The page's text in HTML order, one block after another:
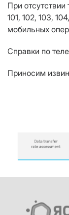
При
101, 102, 103,
мобильных
Справки по
Приносим